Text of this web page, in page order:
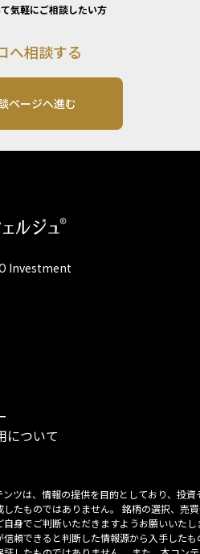
気軽にご相談したい方
へ相談する
ページへ進む
Investment
について
ツは、情報の提供を目的としており、投資
たものではありません。 銘柄の選択、売
身でご判断いただきますようお願いいたし
頼できると判断した情報源から入手したも